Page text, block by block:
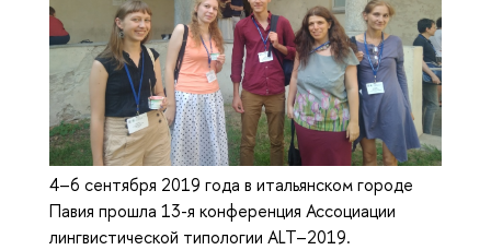
4–6 сентября 2019 года в итальянском городе
Павия прошла 13-я конференция Ассоциации
лингвистической типологии ALT–2019.